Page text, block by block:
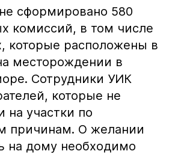
сформировано 580
комиссий, в том числе
которые расположены в
месторождении в
Сотрудники УИК
которые не
на участки по
причинам. О желании
на дому необходимо